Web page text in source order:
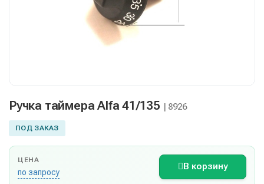
Ручка таймера Alfa 41/135 | 8926
ПОД ЗАКАЗ
ЦЕНА
по запросу
В корзину